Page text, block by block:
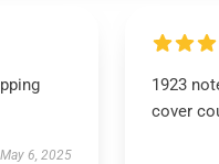
May 6, 2025
1923
cover